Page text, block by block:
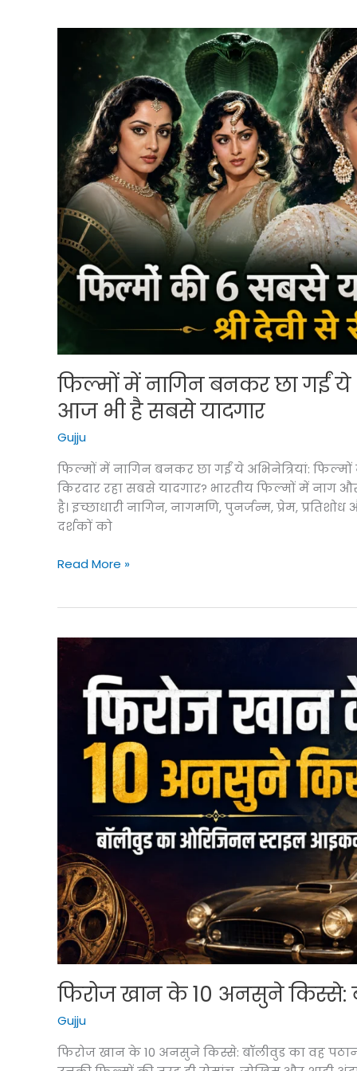
राशिफल:
समेत
राशियों
को
मिलेगा
भाग्य
का
साथ,
पढ़ें
सभी
12
राशियों
फिल्मों में नागिन बनकर छा गईं ये 6
आज भी है सबसे यादगार
Gujju
फिल्मों में नागिन बनकर छा गईं ये अभिनेत्रियां: फिल्मों
किरदार रहा सबसे यादगार? भारतीय फिल्मों में नाग
है। इच्छाधारी नागिन, नागमणि, पुनर्जन्म, प्रेम,
दर्शकों को
फिल्मों
छा
गईं
अभिनेत्रियां,
श्रीदेवी
किरदार
सबसे
यादगार
Read More »
फिरोज खान के 10 अनसुने किस्से:
Gujju
फिरोज खान के 10 अनसुने किस्से: बॉलीवुड का वह